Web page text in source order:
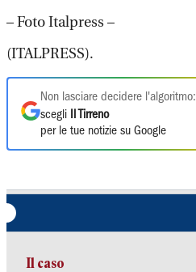
– Foto Italpress –
(ITALPRESS).
Non lasciare decidere l'algoritmo:
scegli
Il Tirreno
per le tue notizie su Google
Il caso